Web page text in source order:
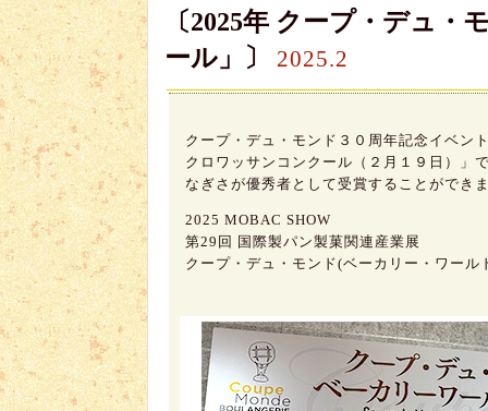
〔2025年 クープ・デュ
ール」〕
2025.2
クープ・デュ・モンド３０周年記念イベン
クロワッサンコンクール（２月１９日）」
なぎさが優秀者として受賞することができ
2025 MOBAC SHOW
第29回 国際製パン製菓関連産業展
クープ・デュ・モンド(ベーカリー・ワール